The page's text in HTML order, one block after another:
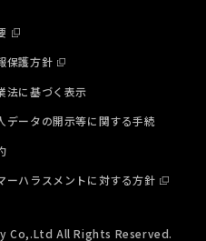
保護方針
法に基づく表示
データの開示等に関する手続
ーハラスメントに対する方針
Co,.Ltd All Rights Reserved.